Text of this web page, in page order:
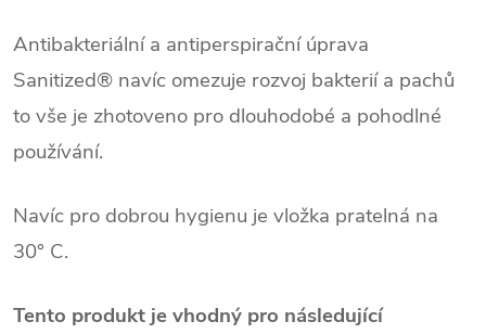
Antibakteriální a antiperspirační úprava
Sanitized® navíc omezuje rozvoj bakterií a pachů
to vše je zhotoveno pro dlouhodobé a pohodlné
používání.
Navíc pro dobrou hygienu je vložka pratelná na
30° C.
Tento produkt je vhodný pro následující